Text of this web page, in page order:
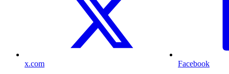
x.com Facebook